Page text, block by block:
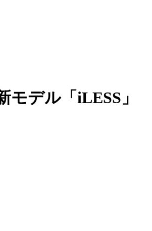
デル「iLESS」